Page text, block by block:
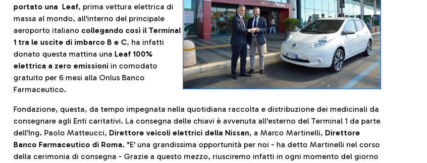
portato una Leaf, prima vettura elettrica di
massa al mondo, all'interno del principale
aeroporto italiano collegando così il Terminal
1 tra le uscite di imbarco B e C, ha infatti
donato questa mattina una Leaf 100%
elettrica a zero emissioni in comodato
gratuito per 6 mesi alla Onlus Banco
Farmaceutico.
Fondazione, questa, da tempo impegnata nella quotidiana raccolta e distribuzione dei medicinali da
consegnare agli Enti caritativi. La consegna delle chiavi è avvenuta all'esterno del Terminal 1 da parte
dell’Ing. Paolo Matteucci, Direttore veicoli elettrici della Nissan, a Marco Martinelli, Direttore
Banco Farmaceutico di Roma. "E' una grandissima opportunità per noi - ha detto Martinelli nel corso
della cerimonia di consegna - Grazie a questo mezzo, riusciremo infatti in ogni momento del giorno